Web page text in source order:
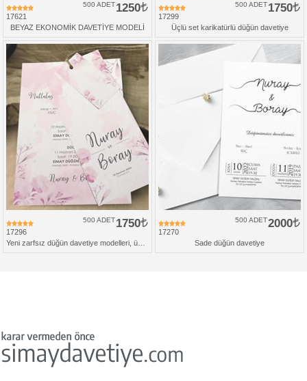
17621
1250
500 ADET
BEYAZ EKONOMİK DAVETİYE MODELİ
17299
1750
500 ADET
Üçlü set karikatürlü düğün davetiye
17296
1750
500 ADET
17270
2000
500 ADET
Sade düğün davetiye